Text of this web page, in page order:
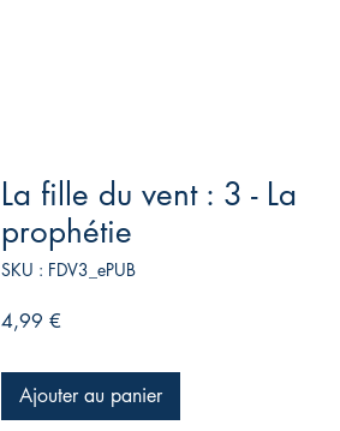
La fille du vent : 3 - La
prophétie
SKU : FDV3_ePUB
4,99 €
Ajouter au panier